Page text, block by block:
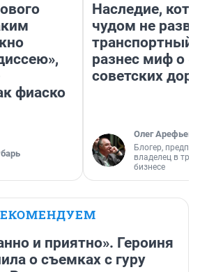
фиаско
Наследие,
чудом не
транспортный
разнес миф о
советских
Олег Арефьев
Блогер,
владелец в
бизнесе
и приятно». Героиня
о съемках с гуру